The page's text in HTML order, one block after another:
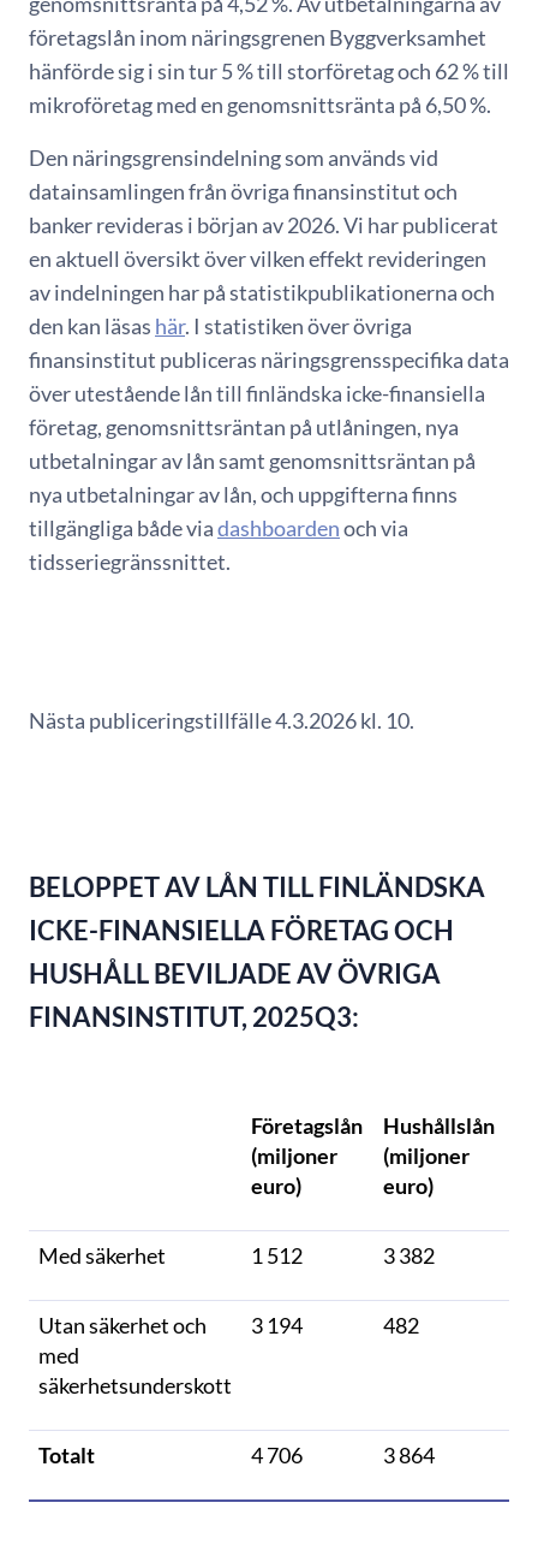
företagslån inom näringsgrenen Byggverksamhet
hänförde sig i sin tur 5 % till storföretag och 62 % till
mikroföretag med en genomsnittsränta på 6,50 %.
Den näringsgrensindelning som används vid
datainsamlingen från övriga finansinstitut och
banker revideras i början av 2026. Vi har publicerat
en aktuell översikt över vilken effekt revideringen
av indelningen har på statistikpublikationerna och
den kan läsas här. I statistiken över övriga
finansinstitut publiceras näringsgrensspecifika data
över utestående lån till finländska icke-finansiella
företag, genomsnittsräntan på utlåningen, nya
utbetalningar av lån samt genomsnittsräntan på
nya utbetalningar av lån, och uppgifterna finns
tillgängliga både viadashboardenoch via
tidsseriegränssnittet.
Nästa publiceringstillfälle 4.3.2026 kl. 10.
BELOPPET AV LÅN TILL FINLÄNDSKA
ICKE-FINANSIELLA FÖRETAG OCH
HUSHÅLL BEVILJADE AV ÖVRIGA
FINANSINSTITUT, 2025Q3:
Företagslån
(miljoner
euro)
Hushållslån
(miljoner
euro)
Med säkerhet 1 512 3 382
Utan säkerhet och
med
säkerhetsunderskott
3 194 482
Totalt 4 706 3 864